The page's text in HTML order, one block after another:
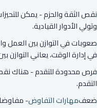
نقص الثقة والحزم - يمكن
وتولي الأدوار القيادية.
صعوبات في التوازن بين العمل
في إدارة الوقت، يعاني التوازن
فرص محدودة للتقدم - هناك نقص
التقدم.
ضعفمهارات التفاوض-